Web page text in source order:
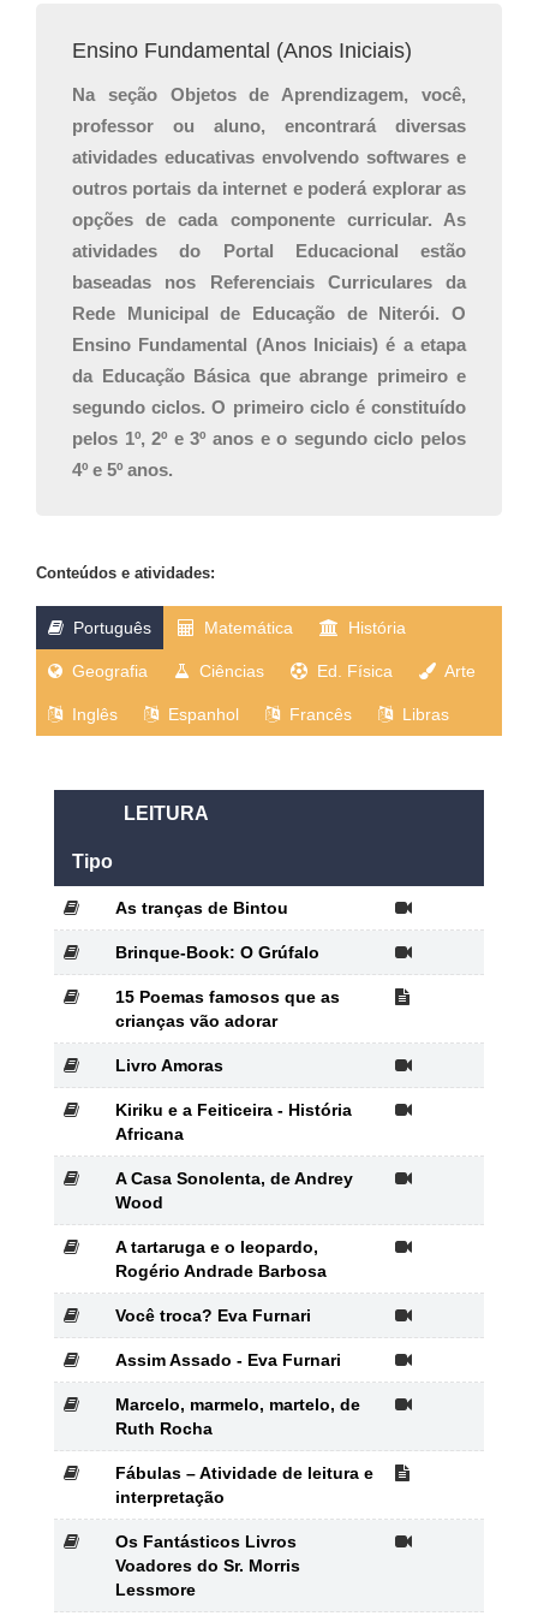
Ensino Fundamental (Anos Iniciais)
Na seção Objetos de Aprendizagem, você,
professor ou aluno, encontrará diversas
atividades educativas envolvendo softwares e
outros portais da internet e poderá explorar as
opções de cada componente curricular. As
atividades do Portal Educacional estão
baseadas nos Referenciais Curriculares da
Rede Municipal de Educação de Niterói. O
Ensino Fundamental (Anos Iniciais) é a etapa
da Educação Básica que abrange primeiro e
segundo ciclos. O primeiro ciclo é constituído
pelos 1º, 2º e 3º anos e o segundo ciclo pelos
4º e 5º anos.
Conteúdos e atividades:
Português Matemática História
Geografia Ciências Ed. Física Arte
Inglês Espanhol Francês Libras
LEITURA
Tipo
As tranças de Bintou
Brinque-Book: O Grúfalo
15 Poemas famosos que as
crianças vão adorar
Livro Amoras
Kiriku e a Feiticeira - História
Africana
A Casa Sonolenta, de Andrey
Wood
A tartaruga e o leopardo,
Rogério Andrade Barbosa
Você troca? Eva Furnari
Assim Assado - Eva Furnari
Marcelo, marmelo, martelo, de
Ruth Rocha
Fábulas – Atividade de leitura e
interpretação
Os Fantásticos Livros
Voadores do Sr. Morris
Lessmore